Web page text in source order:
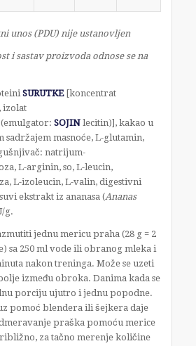
unos (PDU) nije ustanovljen
i sastav proizvoda odnose se na
SURUTKE [koncentrat
izolat
(emulgator: SOJINlecitin)], kakao u
sadržajem masnoće, L-glutamin,
natrijum-
L-arginin, so, L-leucin,
L-izoleucin, L-valin, digestivni
ekstrakt iz ananasa (Ananas
g.
jednu mericu praha (28 g = 2
sa 250 ml vode ili obranog mleka i
nakon treninga. Može se uzeti
između obroka. Danima kada se
porciju ujutro i jednu popodne.
pomoć blendera ili šejkera daje
praška pomoću merice
za tačno merenje količine